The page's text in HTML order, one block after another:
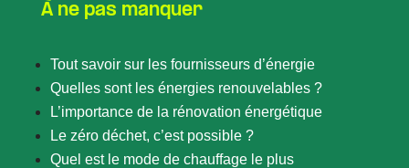
À ne pas manquer
Tout savoir sur les fournisseurs d’énergie
Quelles sont les énergies renouvelables ?
L’importance de la rénovation énergétique
Le zéro déchet, c’est possible ?
Quel est le mode de chauffage le plus